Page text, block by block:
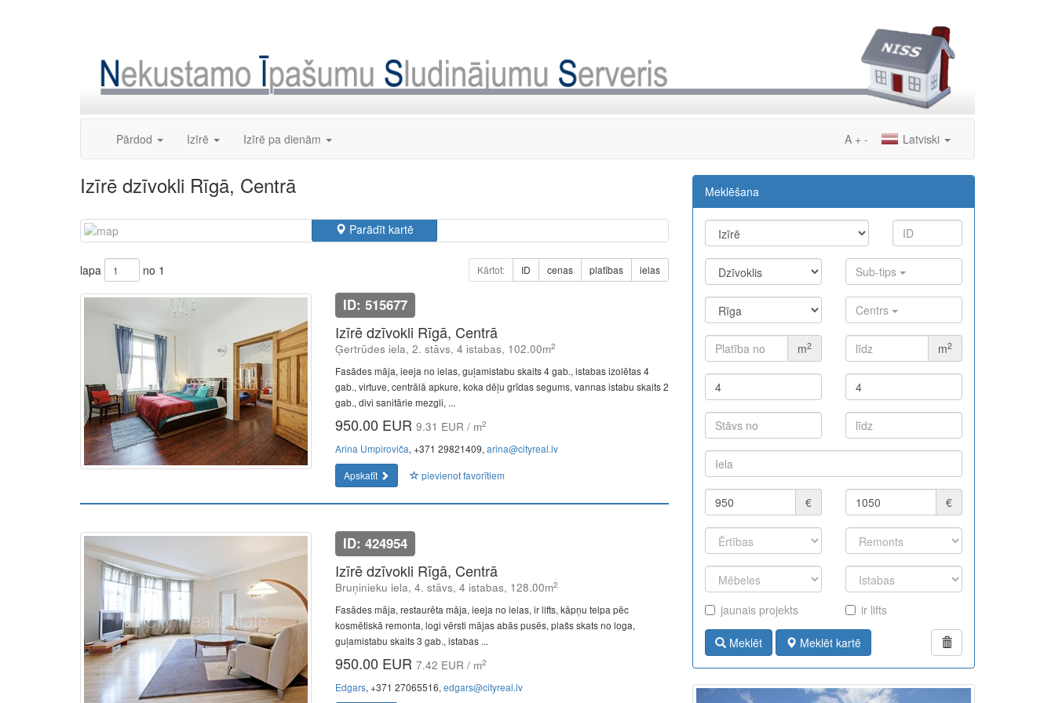
Pārdod Izīrē Izīrē pa dienām Latviski
A + -
Izīrē dzīvokli Rīgā, Centrā
Parādīt kartē
lapa no 1 Kārtot: ID cenas platības ielas
ID: 515677
Izīrē dzīvokli Rīgā, Centrā
Ģertrūdes iela, 2. stāvs, 4 istabas, 102.00m2
Fasādes māja, ieeja no ielas, guļamistabu skaits 4 gab., istabas izolētas 4
gab., virtuve, centrālā apkure, koka dēļu grīdas segums, vannas istabu skaits 2
gab., divi sanitārie mezgli, ...
950.00 EUR 9.31 EUR / m2
Arina Umpiroviča, +371 29821409, arina@cityreal.lv
Apskatīt
pievienot favorītiem
ID: 424954
Izīrē dzīvokli Rīgā, Centrā
Bruņinieku iela, 4. stāvs, 4 istabas, 128.00m2
Fasādes māja, restaurēta māja, ieeja no ielas, ir lifts, kāpņu telpa pēc
kosmētiskā remonta, logi vērsti mājas abās pusēs, plašs skats no loga,
guļamistabu skaits 3 gab., istabas ...
950.00 EUR 7.42 EUR / m2
Edgars, +371 27065516, edgars@cityreal.lv
Meklēšana
Sub-tips
Centrs
m2 m2
€ €
jaunais projekts ir lifts
Meklēt Meklēt kartē